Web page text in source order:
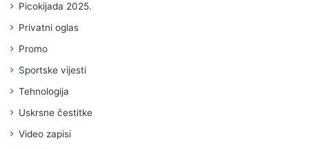
Picokijada 2025.
Privatni oglas
Promo
Sportske vijesti
Tehnologija
Uskrsne čestitke
Video zapisi